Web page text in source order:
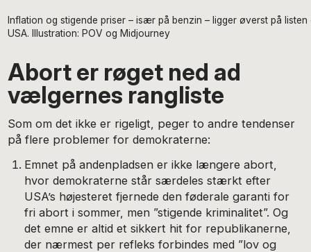
Inflation og stigende priser – især på benzin – ligger øverst på
USA. Illustration: POV og Midjourney
Abort er røget ned ad
vælgernes rangliste
Som om det ikke er rigeligt, peger to andre tendenser
på flere problemer for demokraterne:
Emnet på andenpladsen er ikke længere abort,
hvor demokraterne står særdeles stærkt efter
USA’s højesteret fjernede den føderale garanti for
fri abort i sommer, men ”stigende kriminalitet”. Og
det emne er altid et sikkert hit for republikanerne,
der nærmest per refleks forbindes med ”lov og